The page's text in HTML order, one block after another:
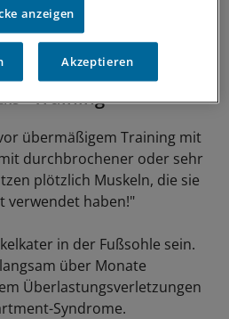
beginnendem Hallux valgus,
Schuh-
Training
übermäßigem Training mit
durchbrochener oder sehr
plötzlich Muskeln, die sie
verwendet haben!"
in der Fußsohle sein.
über Monate
Überlastungsverletzungen
Syndrome.
anzeigen
Akzeptieren